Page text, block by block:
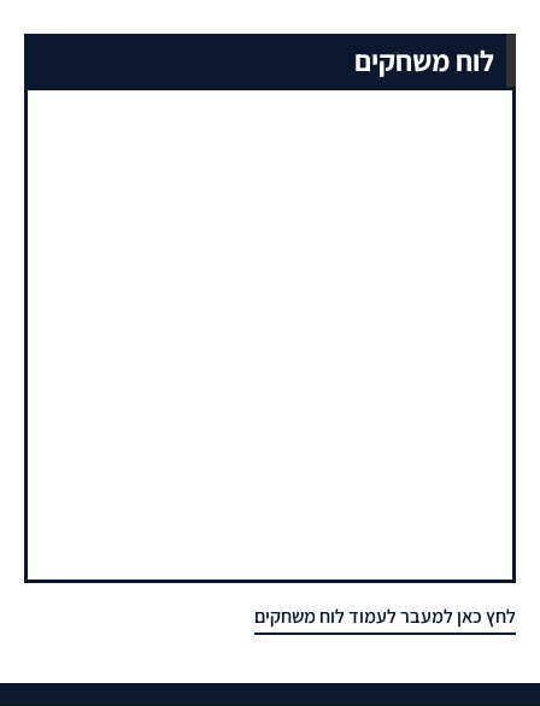
לוח משחקים
לחץ כאן למעבר לעמוד לוח משחקים